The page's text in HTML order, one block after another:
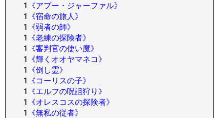
1
《アブー・ジャーファル》
1
《宿命の旅人》
1
《弱者の師》
1
《老練の探険者》
1
《審判官の使い魔》
1
《輝くオオヤマネコ》
1
《倒し霊》
1
《コーリスの子》
1
《エルフの呪詛狩り》
1
《オレスコスの探険者》
1
《無私の従者》